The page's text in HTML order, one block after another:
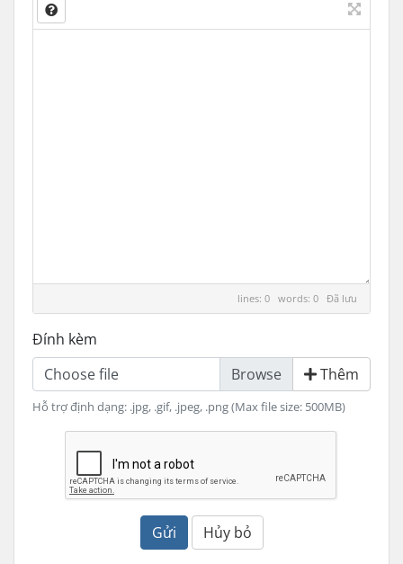
lines: 0 words: 0 Đã lưu
Đính kèm
Choose file
Thêm
Hỗ trợ định dạng: .jpg, .gif, .jpeg, .png (Max file size: 500MB)
Gửi Hủy bỏ